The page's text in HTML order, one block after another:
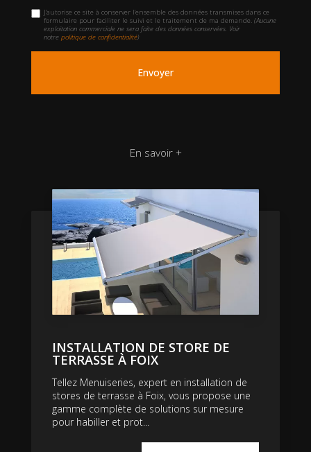
J'autorise ce site à conserver l'ensemble des données transmises dans ce
formulaire pour faciliter le suivi et le traitement de ma demande.(Aucune
exploitation commerciale ne sera faite des données conservées. Voir
notrepolitique de confidentialité)
En savoir +
INSTALLATION DE STORE DE
TERRASSE À FOIX
Tellez Menuiseries, expert en installation de
stores de terrasse à Foix, vous propose une
gamme complète de solutions sur mesure
pour habiller et prot...